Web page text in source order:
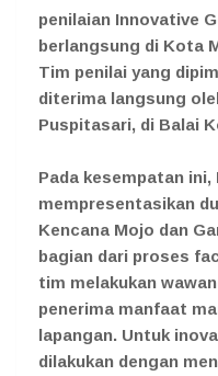
penilaian Innovative
berlangsung di Kota
Tim penilai yang
diterima langsung
Puspitasari, di Balai
Pada kesempatan
mempresentasikan
Kencana Mojo dan
bagian dari proses
tim melakukan
penerima manfaat
lapangan. Untuk
dilakukan dengan